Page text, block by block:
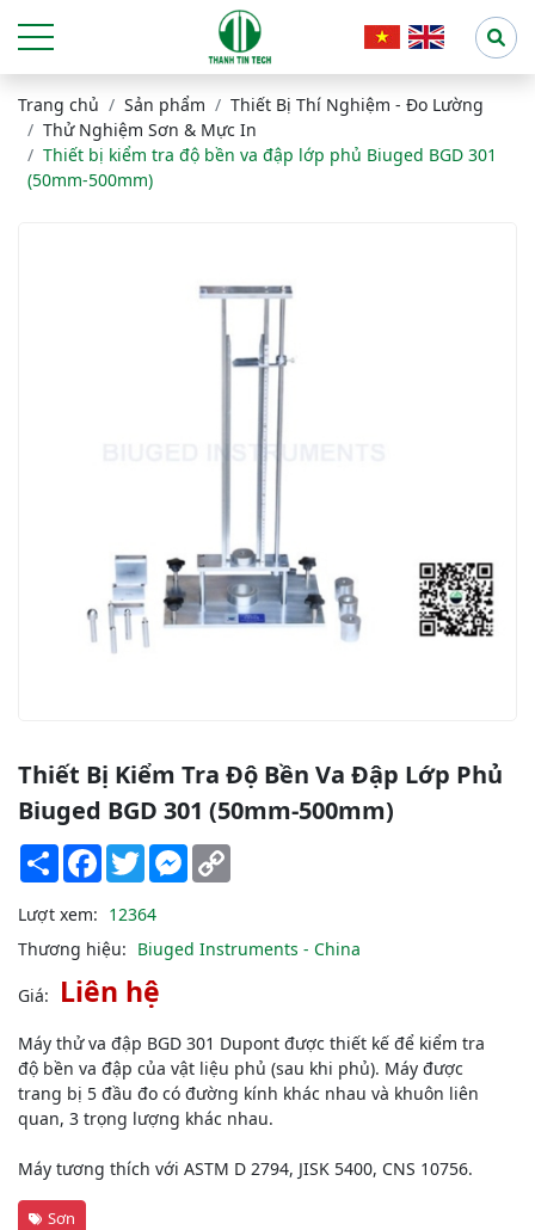
Trang chủ Sản phẩm
Thiết Bị Thí Nghiệm - Đo Lường
Thử Nghiệm Sơn & Mực In
Thiết bị kiểm tra độ bền va đập lớp phủ Biuged BGD 301
(50mm-500mm)
Thiết Bị Kiểm Tra Độ Bền Va Đập Lớp Phủ
Biuged BGD 301 (50mm-500mm)
Share Facebook
TwitterMessenger
Lượt xem: 12364
Thương hiệu: Biuged Instruments - China
Giá: Liên hệ
Máy thử va đập BGD 301 Dupont được thiết kế để kiểm tra
độ bền va đập của vật liệu phủ (sau khi phủ). Máy được
trang bị 5 đầu đo có đường kính khác nhau và khuôn liên
quan, 3 trọng lượng khác nhau.
Máy tương thích với ASTM D 2794, JISK 5400, CNS 10756.
Sơn